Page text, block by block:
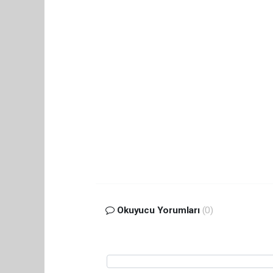
Okuyucu Yorumları (0)